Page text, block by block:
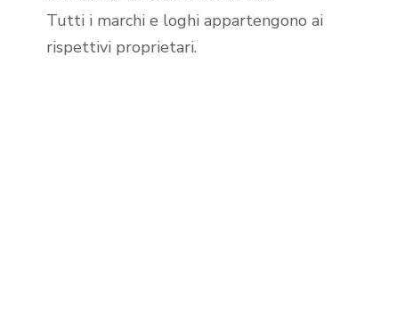
Tutti i marchi e loghi appartengono ai
rispettivi proprietari.